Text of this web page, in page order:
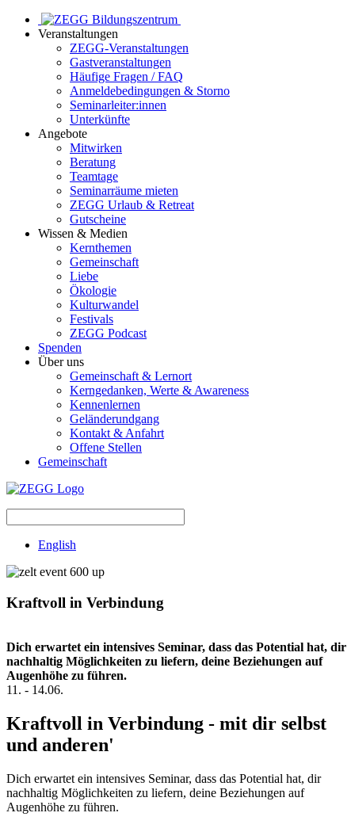
Veranstaltungen
ZEGG-Veranstaltungen
Gastveranstaltungen
Häufige Fragen / FAQ
Anmeldebedingungen & Storno
Seminarleiter:innen
Unterkünfte
Angebote
Mitwirken
Beratung
Teamtage
Seminarräume mieten
ZEGG Urlaub & Retreat
Gutscheine
Wissen & Medien
Kernthemen
Gemeinschaft
Liebe
Ökologie
Kulturwandel
Festivals
ZEGG Podcast
Spenden
Über uns
Gemeinschaft & Lernort
Kerngedanken, Werte & Awareness
Kennenlernen
Geländerundgang
Kontakt & Anfahrt
Offene Stellen
Gemeinschaft
English
Kraftvoll in Verbindung
Dich erwartet ein intensives Seminar, dass das Potential hat, dir
nachhaltig Möglichkeiten zu liefern, deine Beziehungen auf
Augenhöhe zu führen.
11. - 14.06.
Kraftvoll in Verbindung - mit dir selbst
und anderen'
Dich erwartet ein intensives Seminar, dass das Potential hat, dir
nachhaltig Möglichkeiten zu liefern, deine Beziehungen auf
Augenhöhe zu führen.